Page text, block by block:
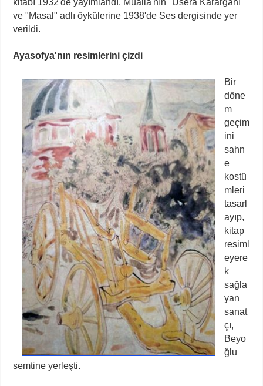
ve "Masal" adlı öykülerine 1938'de Ses dergisinde yer
verildi.
Ayasofya'nın resimlerini çizdi
Bir
döne
m
geçim
ini
sahn
e
kostü
mleri
tasarl
ayıp,
kitap
resiml
eyere
k
sağla
yan
sanat
çı,
Beyo
ğlu
semtine yerleşti.